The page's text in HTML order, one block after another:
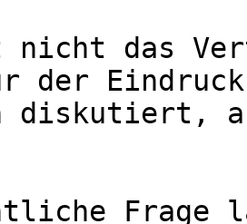
nicht das
der
diskutiert,
Frage